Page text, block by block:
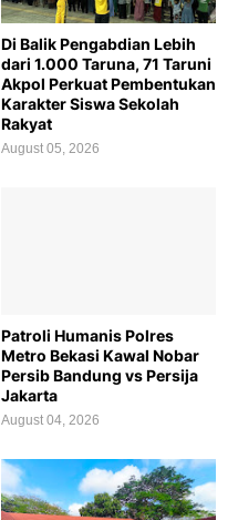
Di Balik Pengabdian Lebih
dari 1.000 Taruna, 71 Taruni
Akpol Perkuat Pembentukan
Karakter Siswa Sekolah
Rakyat
August 05, 2026
Patroli Humanis Polres
Metro Bekasi Kawal Nobar
Persib Bandung vs Persija
Jakarta
August 04, 2026